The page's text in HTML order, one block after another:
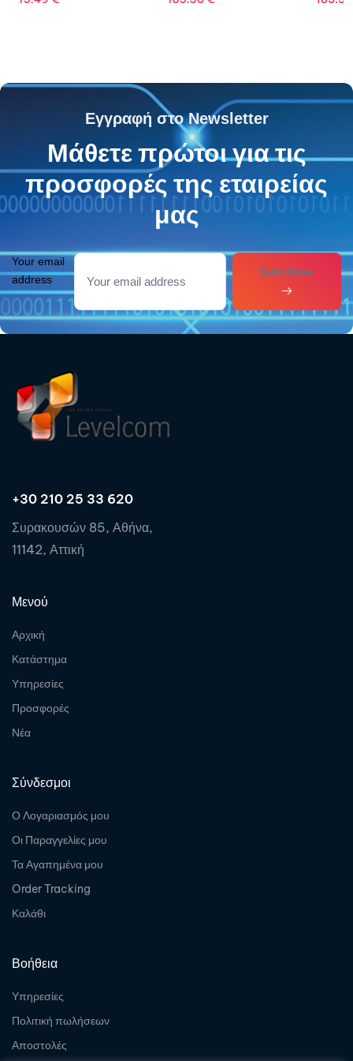
Εγγραφή στο Newsletter
Μάθετε πρώτοι για τις
προσφορές της εταιρείας
μας
Your email
address
Subcribes
+30 210 25 33 620
Συρακουσών 85, Αθήνα,
11142, Αττική
Μενού
Αρχική
Κατάστημα
Υπηρεσίες
Προσφορές
Νέα
Σύνδεσμοι
Ο Λογαριασμός μου
Οι Παραγγελίες μου
Τα Αγαπημένα μου
Order Tracking
Καλάθι
Βοήθεια
Υπηρεσίες
Πολιτική πωλήσεων
Αποστολές